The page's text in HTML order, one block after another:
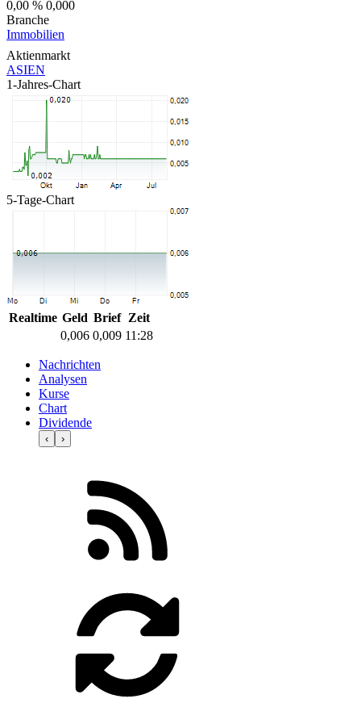
0,00 % 0,000
Branche
Immobilien
Aktienmarkt
ASIEN
1-Jahres-Chart
5-Tage-Chart
Realtime Geld Brief Zeit
0,006 0,009 11:28
Nachrichten
Analysen
Kurse
Chart
Dividende
‹ ›